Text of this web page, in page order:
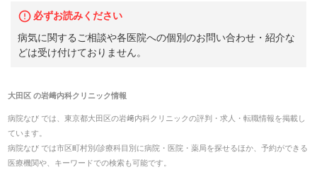
必ずお読みください
病気に関するご相談や各医院への個別のお問い合わせ・紹介な
どは受け付けておりません。
大田区の岩﨑内科クリニック情報
病院なび では、 東京都大田区の岩﨑内科クリニックの評判・求人・転職情報を掲載し
ています。
病院なび では市区町村別/診療科目別に病院・医院・薬局を探せるほか、予約ができる
医療機関や、キーワードでの検索も可能です。